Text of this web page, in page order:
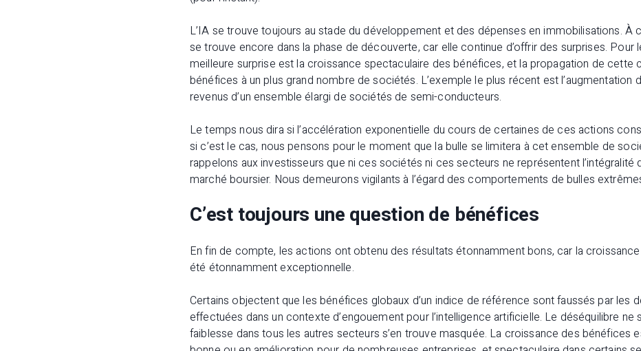
L’IA se trouve toujours au stade du développement et des dépenses en immobilisations. À
se trouve encore dans la phase de découverte, car elle continue d’offrir des surprises. Pour
meilleure surprise est la croissance spectaculaire des bénéfices, et la propagation de cette
bénéfices à un plus grand nombre de sociétés. L’exemple le plus récent est l’augmentation
revenus d’un ensemble élargi de sociétés de semi-conducteurs.
Le temps nous dira si l’accélération exponentielle du cours de certaines de ces actions
si c’est le cas, nous pensons pour le moment que la bulle se limitera à cet ensemble de
rappelons aux investisseurs que ni ces sociétés ni ces secteurs ne représentent l’intégralité
marché boursier. Nous demeurons vigilants à l’égard des comportements de bulles
C’est toujours une question de bénéfices
En fin de compte, les actions ont obtenu des résultats étonnamment bons, car la
été étonnamment exceptionnelle.
Certains objectent que les bénéfices globaux d’un indice de référence sont faussés par les
effectuées dans un contexte d’engouement pour l’intelligence artificielle. Le déséquilibre ne
faiblesse dans tous les autres secteurs s’en trouve masquée. La croissance des bénéfices